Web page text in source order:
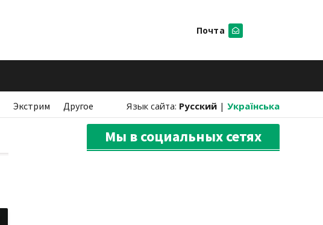
Почта
Экстрим Другое Язык сайта: Русский | Українська
Мы в социальных сетях